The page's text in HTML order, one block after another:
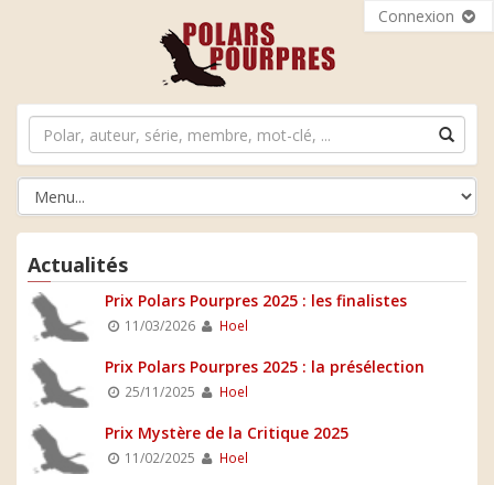
Connexion
Actualités
Prix Polars Pourpres 2025 : les finalistes
11/03/2026 Hoel
Prix Polars Pourpres 2025 : la présélection
25/11/2025 Hoel
Prix Mystère de la Critique 2025
11/02/2025 Hoel